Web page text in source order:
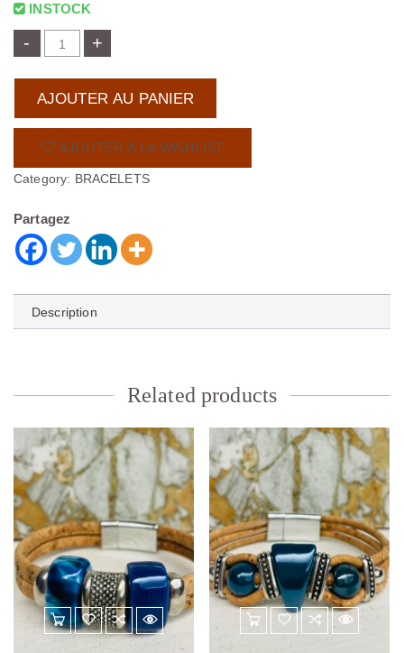
INSTOCK
- +
AJOUTER AU PANIER
AJOUTER À LA WISHLIST
Category: BRACELETS
Partagez
Description
Related products